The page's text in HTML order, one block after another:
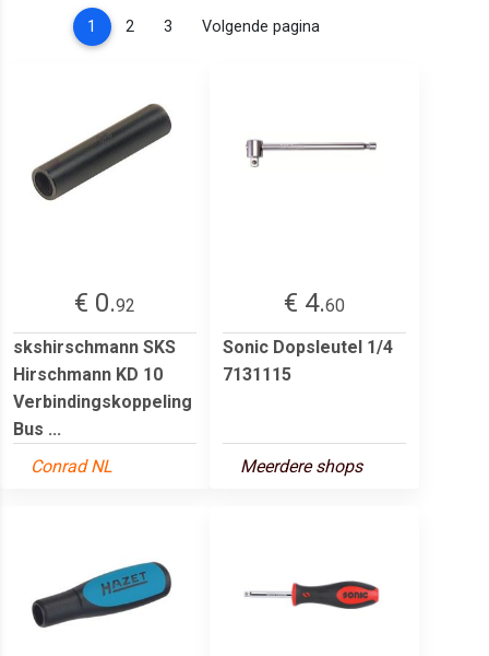
1 (current)
2 3 Volgende pagina
€ 0.92
skshirschmann SKS
Hirschmann KD 10
Verbindingskoppeling
Bus ...
Conrad NL
€ 4.60
Sonic Dopsleutel 1/4
7131115
Meerdere shops